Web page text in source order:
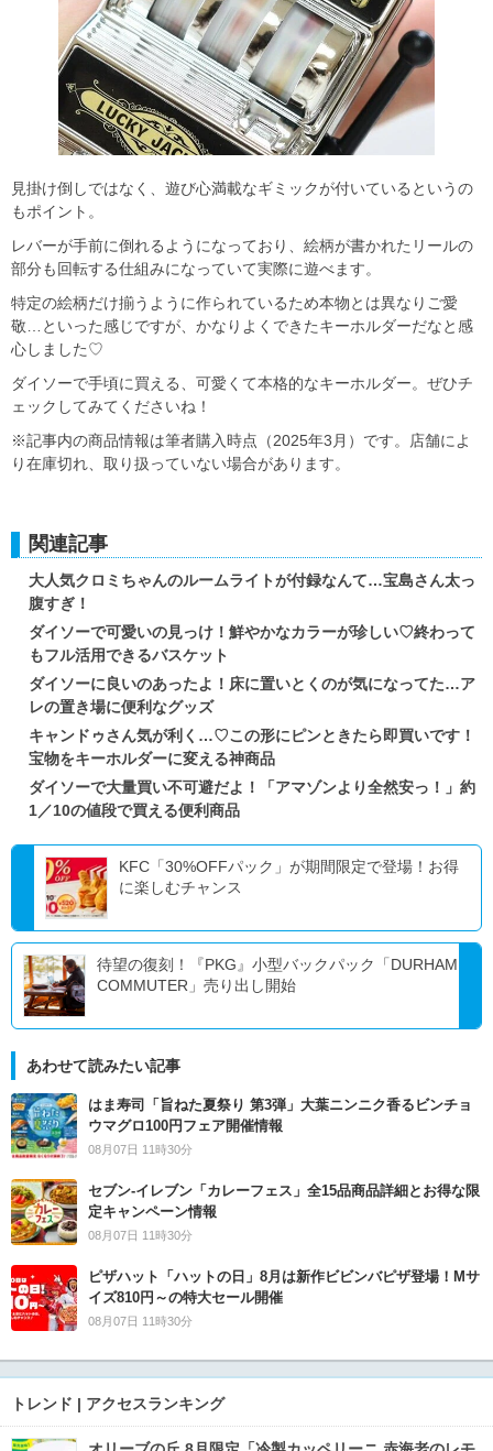
見掛け倒しではなく、遊び心満載なギミックが付いているというの
もポイント。
レバーが手前に倒れるようになっており、絵柄が書かれたリールの
部分も回転する仕組みになっていて実際に遊べます。
特定の絵柄だけ揃うように作られているため本物とは異なりご愛
敬…といった感じですが、かなりよくできたキーホルダーだなと感
心しました♡
ダイソーで手頃に買える、可愛くて本格的なキーホルダー。ぜひチ
ェックしてみてくださいね！
※記事内の商品情報は筆者購入時点（2025年3月）です。店舗によ
り在庫切れ、取り扱っていない場合があります。
関連記事
大人気クロミちゃんのルームライトが付録なんて…宝島さん太っ
腹すぎ！
ダイソーで可愛いの見っけ！鮮やかなカラーが珍しい♡終わって
もフル活用できるバスケット
ダイソーに良いのあったよ！床に置いとくのが気になってた…ア
レの置き場に便利なグッズ
キャンドゥさん気が利く…♡この形にピンときたら即買いです！
宝物をキーホルダーに変える神商品
ダイソーで大量買い不可避だよ！「アマゾンより全然安っ！」約
1／10の値段で買える便利商品
KFC「30%OFFパック」が期間限定で登場！お得
に楽しむチャンス
待望の復刻！『PKG』小型バックパック「DURHAM
COMMUTER」売り出し開始
あわせて読みたい記事
はま寿司「旨ねた夏祭り 第3弾」大葉ニンニク香るビンチョ
ウマグロ100円フェア開催情報
08月07日 11時30分
セブン‐イレブン「カレーフェス」全15品商品詳細とお得な限
定キャンペーン情報
08月07日 11時30分
ピザハット「ハットの日」8月は新作ビビンバピザ登場！Mサ
イズ810円～の特大セール開催
08月07日 11時30分
トレンド | アクセスランキング